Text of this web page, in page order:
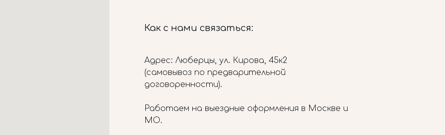
Как с нами связаться:
Адрес: Люберцы, ул. Кирова, 45к2
(самовывоз по предварительной
договоренности).
Работаем на выездные оформления в Москве и
МО.